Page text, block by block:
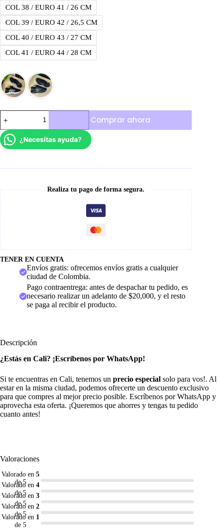
COL 38 / EURO 41 / 26 CM
COL 39 / EURO 42 / 26,5 CM
COL 40 / EURO 43 / 27 CM
COL 41 / EURO 44 / 28 CM
Adidas
Supermagma
cantidad
Comprar ahora
¿Necesitas ayuda?
Realiza tu pago de forma segura.
TENER EN CUENTA
Envíos gratis: ofrecemos envíos gratis a cualquier
ciudad de Colombia.
Pago contraentrega: antes de despachar tu pedido, es
necesario realizar un adelanto de $20,000, y el resto
se paga al recibir el producto.
Descripción
¿Estás en Cali? ¡Escríbenos por WhatsApp!
Si te encuentras en Cali, tenemos un precio especial solo para vos!. Al
estar en la misma ciudad, podemos ofrecerte un descuento exclusivo
para que compres al mejor precio posible. Escríbenos por WhatsApp y
aprovecha esta oferta. ¡Queremos que ahorres y tengas tu pedido
cuanto antes!
Valoraciones
Valorado en 5
de 5
Valorado en 4
de 5
Valorado en 3
de 5
Valorado en 2
de 5
Valorado en 1
de 5